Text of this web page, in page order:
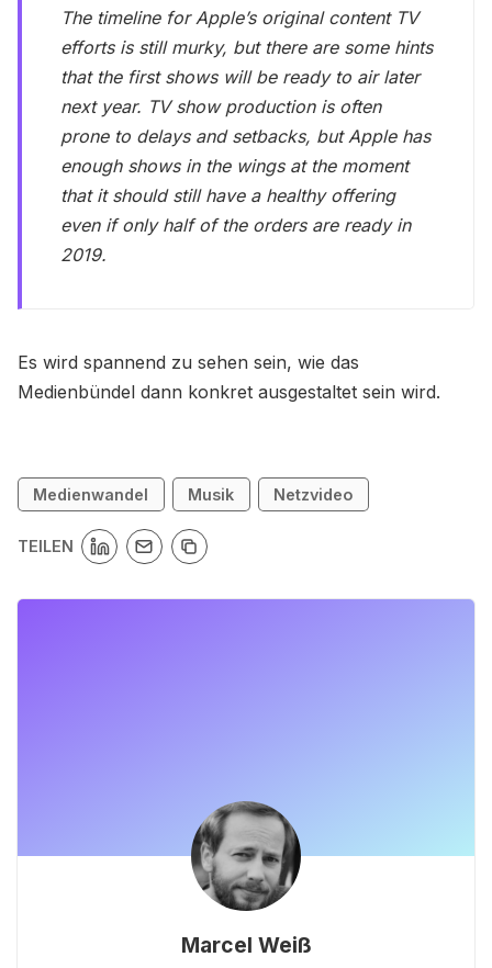
The timeline for Apple’s original content TV
efforts is still murky, but there are some hints
that the first shows will be ready to air later
next year. TV show production is often
prone to delays and setbacks, but Apple has
enough shows in the wings at the moment
that it should still have a healthy offering
even if only half of the orders are ready in
2019.
Es wird spannend zu sehen sein, wie das
Medienbündel dann konkret ausgestaltet sein wird.
Medienwandel Musik Netzvideo
TEILEN
Marcel Weiß